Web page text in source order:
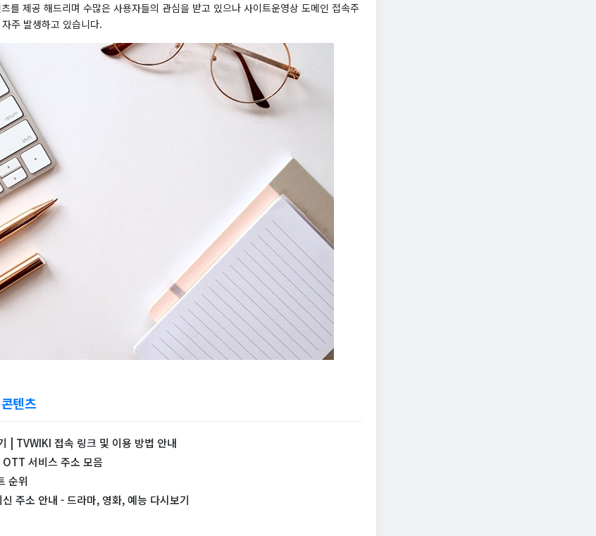
를 제공 해드리며 수많은 사용자들의 관심을 받고 있으나 사이트운영상 도메인 접속주
주 발생하고 있습니다.
텐츠
| TVWIKI 접속 링크 및 이용 방법 안내
서비스 주소 모음
순위
주소 안내 - 드라마, 영화, 예능 다시보기